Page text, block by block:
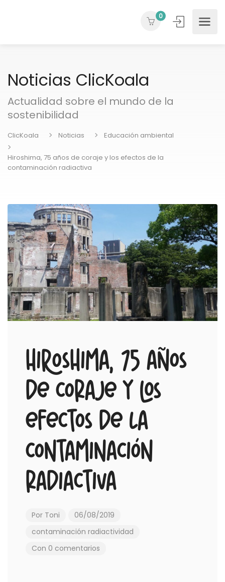
0
Noticias ClicKoala
Actualidad sobre el mundo de la
sostenibilidad
ClicKoala Noticias Educación ambiental
Hiroshima, 75 años de coraje y los efectos de la
contaminación radiactiva
Hiroshima, 75 años
de coraje y los
efectos de la
contaminación
radiactiva
Por Toni
06/08/2019
contaminación radiactividad
Con 0 comentarios